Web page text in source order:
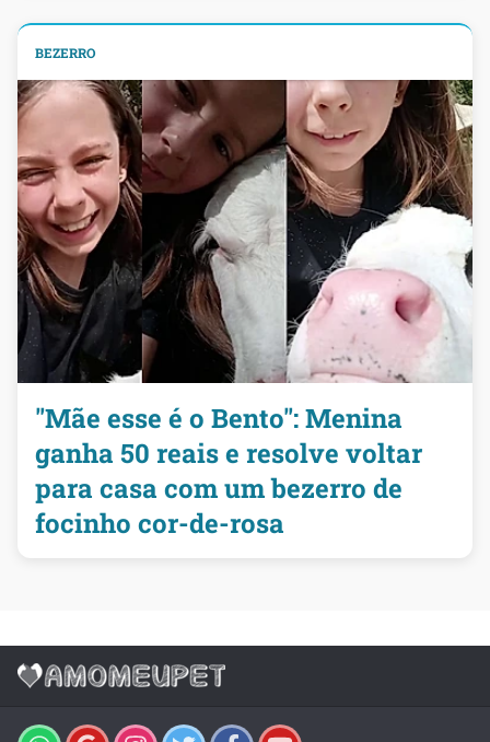
BEZERRO
"Mãe esse é o Bento": Menina
ganha 50 reais e resolve voltar
para casa com um bezerro de
focinho cor-de-rosa